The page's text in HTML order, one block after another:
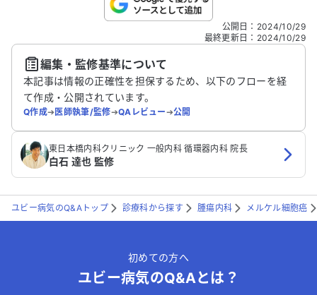
こちらは送信専用のフォームです。氏名やご自身の病気の詳細な
送信する
公開日 ： 2024/10/29
最終更新日 ： 2024/10/29
編集・監修基準について
本記事は情報の正確性を担保するため、以下のフローを経
て作成・公開されています。
Q作成➔医師執筆/監修➔QAレビュー➔公開
東日本橋内科クリニック 一般内科 循環器内科 院長
白石 達也 監修
ユビー病気のQ&Aトップ 診療科から探す 腫瘍内科 メルケル細胞癌
初めての方へ
ユビー病気のQ&Aとは？